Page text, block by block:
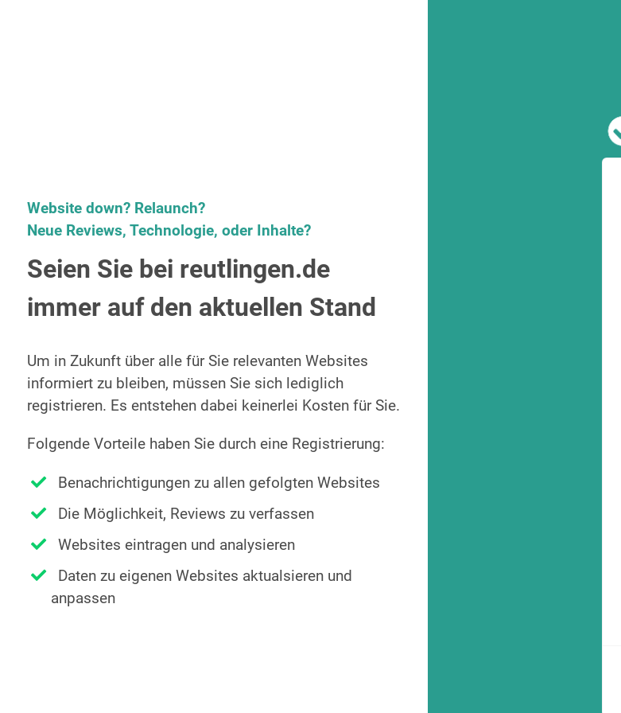
Website down? Relaunch?
Neue Reviews, Technologie, oder Inhalte?
Seien Sie bei reutlingen.de
immer auf den aktuellen Stand
Um in Zukunft über alle für Sie relevanten Websites
informiert zu bleiben, müssen Sie sich lediglich
registrieren. Es entstehen dabei keinerlei Kosten für Sie.
Folgende Vorteile haben Sie durch eine Registrierung:
Benachrichtigungen zu allen gefolgten Websites
Die Möglichkeit, Reviews zu verfassen
Websites eintragen und analysieren
Daten zu eigenen Websites aktualsieren und
anpassen